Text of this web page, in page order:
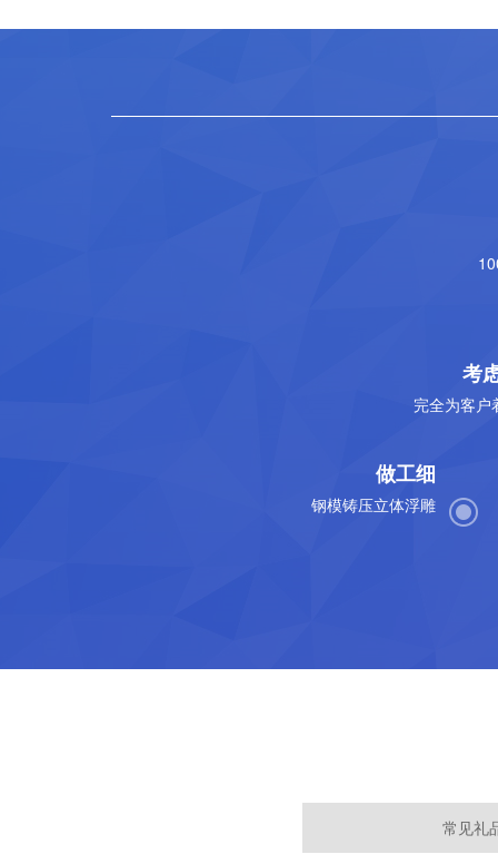
考
完全为客户
做工细
钢模铸压立体浮雕
常见礼